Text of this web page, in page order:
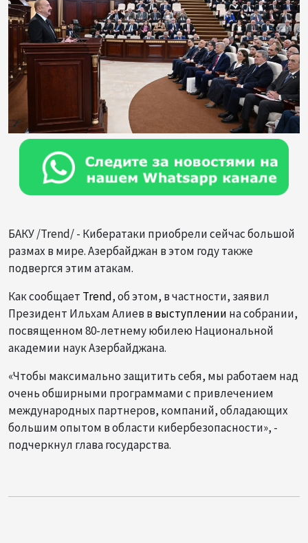
БАКУ /Trend/ - Кибератаки приобрели сейчас большой
размах в мире. Азербайджан в этом году также
подвергся этим атакам.
Как сообщает Trend, об этом, в частности, заявил
Президент Ильхам Алиев в выступлении на собрании,
посвященном 80-летнему юбилею Национальной
академии наук Азербайджана.
«Чтобы максимально защитить себя, мы работаем над
очень обширными программами с привлечением
международных партнеров, компаний, обладающих
большим опытом в области кибербезопасности», -
подчеркнул глава государства.